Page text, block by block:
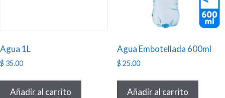
Agua 1L
$ 35.00
Añadir al carrito
Agua Embotellada 600ml
$ 25.00
Añadir al carrito